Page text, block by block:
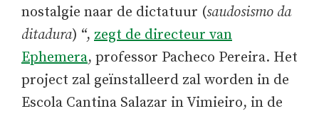
nostalgie naar de dictatuur (saudosismo da
ditadura) “, zegt de directeur van
Ephemera, professor Pacheco Pereira. Het
project zal geïnstalleerd zal worden in de
Escola Cantina Salazar in Vimieiro, in de